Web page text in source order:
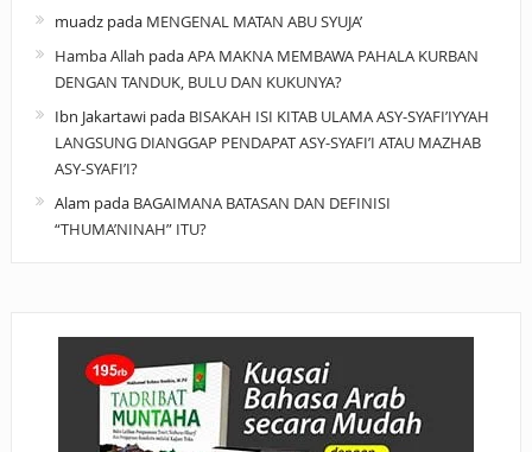
muadzpada MENGENAL MATAN ABU SYUJA’
Hamba Allah padaAPA MAKNA MEMBAWA PAHALA KURBAN
DENGAN TANDUK, BULU DAN KUKUNYA?
Ibn Jakartawipada BISAKAH ISI KITAB ULAMA ASY-SYAFI’IYYAH
LANGSUNG DIANGGAP PENDAPAT ASY-SYAFI’I ATAU MAZHAB
ASY-SYAFI’I?
Alam pada BAGAIMANA BATASAN DAN DEFINISI
“THUMA’NINAH” ITU?